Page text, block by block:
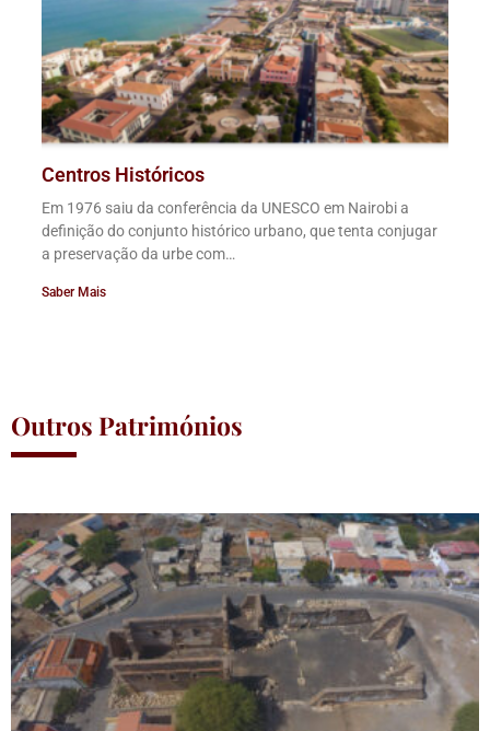
Centros Históricos
Em 1976 saiu da conferência da UNESCO em Nairobi a
definição do conjunto histórico urbano, que tenta conjugar
a preservação da urbe com…
Saber Mais
Outros Patrimónios